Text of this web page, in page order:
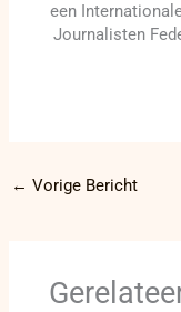
een
Journalisten
← Vorige Bericht